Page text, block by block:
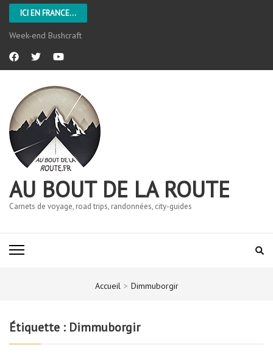
ICI EN FRANCE...
Week-end Bushcraft
AU BOUT DE LA ROUTE
Carnets de voyage, road trips, randonnées, city-guides
Accueil > Dimmuborgir
Étiquette : Dimmuborgir